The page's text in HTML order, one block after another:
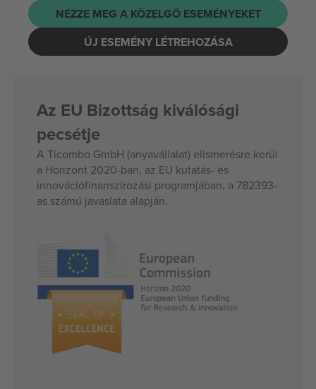
NÉZZE MEG A KÖZELGŐ ESEMÉNYEKET
ÚJ ESEMÉNY LÉTREHOZÁSA
Az EU Bizottság kiválósági
pecsétje
A Ticombo GmbH (anyavállalat) elismerésre kerül
a Horizont 2020-ban, az EU kutatás- és
innovációfinanszírozási programjában, a 782393-
as számú javaslata alapján.